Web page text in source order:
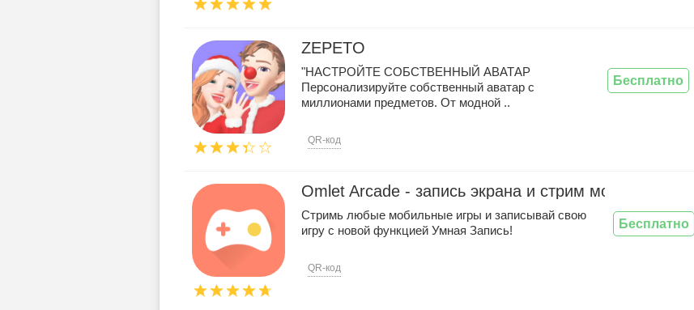
ZEPETO
"НАСТРОЙТЕ СОБСТВЕННЫЙ АВАТАР
Персонализируйте собственный аватар с
миллионами предметов. От модной ..
QR-код
Бесплатно
Omlet Arcade - запись экрана и стрим мобильных игр
Стримь любые мобильные игры и записывай свою
игру с новой функцией Умная Запись!
QR-код
Бесплатно